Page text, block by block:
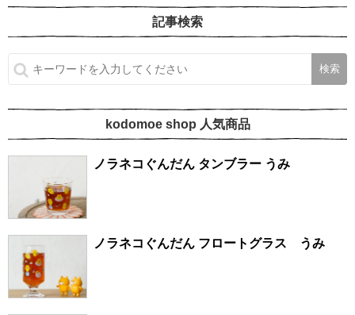
記事検索
kodomoe shop 人気商品
ノラネコぐんだん タンブラー うみ
ノラネコぐんだん フロートグラス うみ